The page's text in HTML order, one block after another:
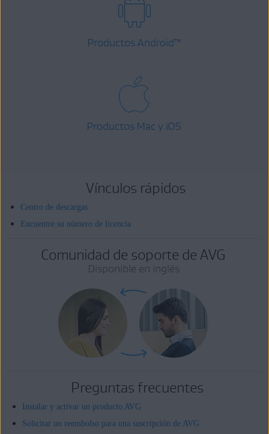
Productos Android™
Productos Mac y iOS
Vínculos rápidos
Centro de descargas
Encuentre su número de licencia
Comunidad de soporte de AVG
Disponible en inglés
Preguntas frecuentes
Instalar y activar un producto AVG
Solicitar un reembolso para una suscripción de AVG